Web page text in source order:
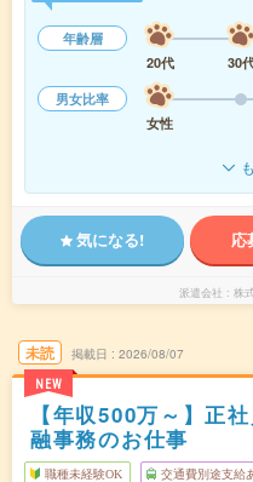
年齢層
20代
30
男女比率
女性
気になる! 応
派遣会社 株
未読
NEW
掲載日 2026/08/07
【年収500万～】正
融事務のお仕事
職種未経験OK 交通費別途支給